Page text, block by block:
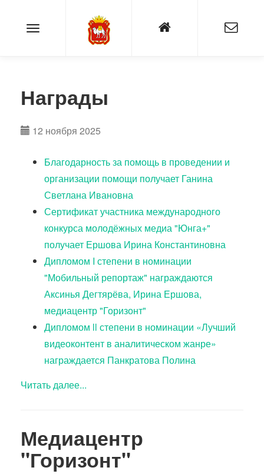
Награды
12 ноября 2025
Благодарность за помощь в проведении и
организации помощи получает Ганина
Светлана Ивановна
Сертификат участника международного
конкурса молодёжных медиа "Юнга+"
получает Ершова Ирина Константиновна
Дипломом I степени в номинации
"Мобильный репортаж" награждаются
Аксинья Дегтярёва, Ирина Ершова,
медиацентр "Горизонт"
Дипломом ll степени в номинации «Лучший
видеоконтент в аналитическом жанре»
награждается Панкратова Полина
Читать далее...
Медиацентр
"Горизонт"